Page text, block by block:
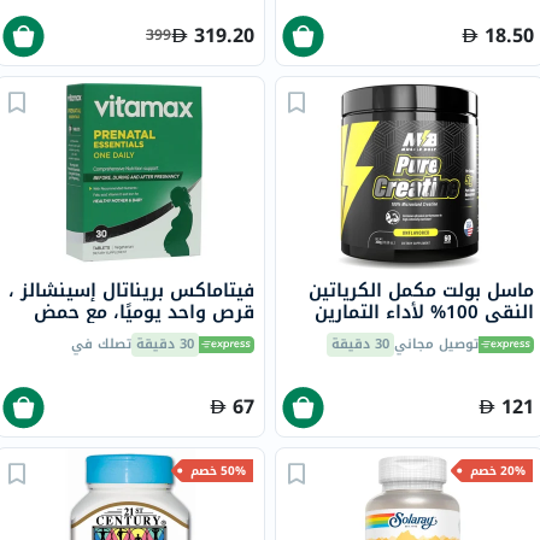
18.50
319.20
399
ماسل بولت مكمل الكرياتين
النقي 100% لأداء التمارين
والقوة والتحمل بدون نكهة
300 جرام توصيل مجاني30 دقيقة
121
فيتاماكس بريناتال إسينشالز ،
قرص واحد يوميًا، مع حمض
الفوليك والحديد وفيتامين د
لصحة الأم والطفل، حزمه من
30 دقيقة تصلك في
67
20% خصم 50% خصم